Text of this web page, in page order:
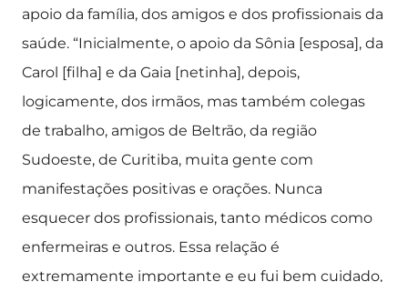
apoio da família, dos amigos e dos profissionais da
saúde. “Inicialmente, o apoio da Sônia [esposa], da
Carol [filha] e da Gaia [netinha], depois,
logicamente, dos irmãos, mas também colegas
de trabalho, amigos de Beltrão, da região
Sudoeste, de Curitiba, muita gente com
manifestações positivas e orações. Nunca
esquecer dos profissionais, tanto médicos como
enfermeiras e outros. Essa relação é
extremamente importante e eu fui bem cuidado,